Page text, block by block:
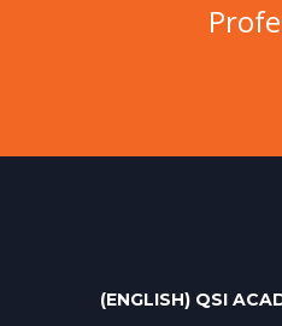
(ENGLISH) QSI